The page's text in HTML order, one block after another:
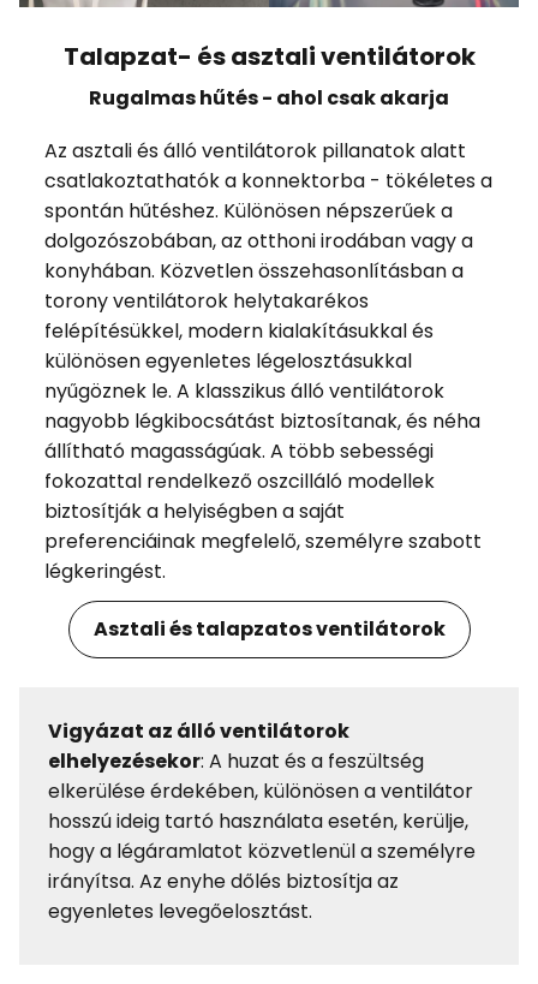
Talapzat- és asztali ventilátorok
Rugalmas hűtés - ahol csak akarja
Az asztali és álló ventilátorok pillanatok alatt
csatlakoztathatók a konnektorba - tökéletes a
spontán hűtéshez. Különösen népszerűek a
dolgozószobában, az otthoni irodában vagy a
konyhában. Közvetlen összehasonlításban a
torony ventilátorok helytakarékos
felépítésükkel, modern kialakításukkal és
különösen egyenletes légelosztásukkal
nyűgöznek le. A klasszikus álló ventilátorok
nagyobb légkibocsátást biztosítanak, és néha
állítható magasságúak. A több sebességi
fokozattal rendelkező oszcilláló modellek
biztosítják a helyiségben a saját
preferenciáinak megfelelő, személyre szabott
légkeringést.
Asztali és talapzatos ventilátorok
Vigyázat az álló ventilátorok
elhelyezésekor: A huzat és a feszültség
elkerülése érdekében, különösen a ventilátor
hosszú ideig tartó használata esetén, kerülje,
hogy a légáramlatot közvetlenül a személyre
irányítsa. Az enyhe dőlés biztosítja az
egyenletes levegőelosztást.